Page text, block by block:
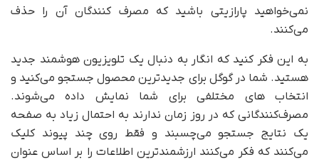
نمی‌خواهید پارازیتی باشید که مصرف کنندگان آن را حذف
می‌کنند.
به این فکر کنید که انگار به دنبال یک تلویزیون هوشمند جدید
هستید. شما در گوگل برای جدیدترین محصول جستجو می‌کنید و
انتخاب های مختلفی برای شما نمایش داده می‌شوند.
مصرف‌کنندگانی که در روز زمان ندارند به احتمال زیاد به صفحه
یک نتایج جستجو می‌چسبند و فقط روی چند پیوند کلیک
می‌کنند که فکر می‌کنند ارزشمندترین اطلاعات را بر اساس عنوان